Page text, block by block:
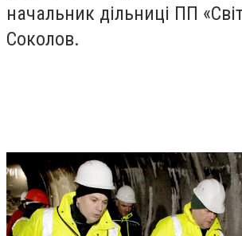
начальник дільниці ПП
Соколов.